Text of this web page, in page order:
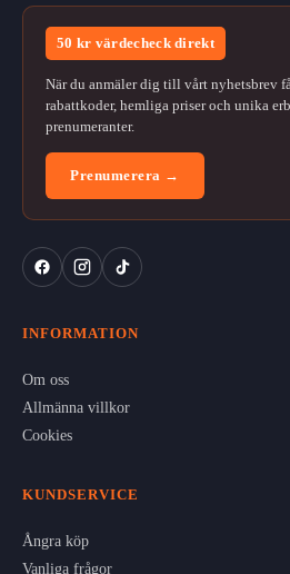
50 kr värdecheck direkt
När du anmäler dig till vårt nyhetsbrev
rabattkoder, hemliga priser och unika
prenumeranter.
Prenumerera →
INFORMATION
Om oss
Allmänna villkor
Cookies
KUNDSERVICE
Ångra köp
Vanliga frågor